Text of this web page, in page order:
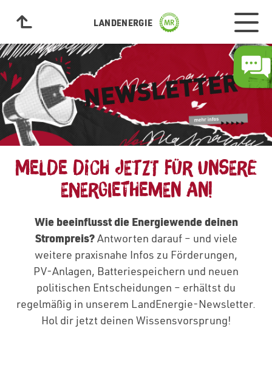
LANDENERGIE
MELDE DICH JETZT FÜR UNSERE
ENERGIETHEMEN AN!
Wie beeinflusst die Energiewende deinen
Strompreis?Antworten darauf – und viele
weitere praxisnahe Infos zu Förderungen,
PV‑Anlagen, Batteriespeichern und neuen
politischen Entscheidungen – erhältst du
regelmäßig in unserem LandEnergie‑Newsletter.
Hol dir jetzt deinen Wissensvorsprung!